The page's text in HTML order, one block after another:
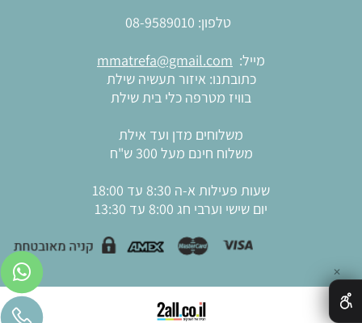
טלפון: 08-9589010
מייל: mmatrefa@gmail.com
כתובתנו: איזור תעשיה שילת
בוויז מטרפה כלי בית שילת
משלוחים מדן ועד אילת
משלוח חינם מעל 300 ש"ח
שעות פעילות א-ה 8:30 עד 18:00
יום שישי וערבי חג 8:00 עד 13:30
✕